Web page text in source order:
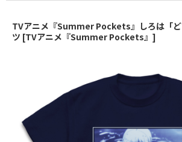
TVアニメ『Summer Pockets』しろは「ど
ツ [TVアニメ『Summer Pockets』]